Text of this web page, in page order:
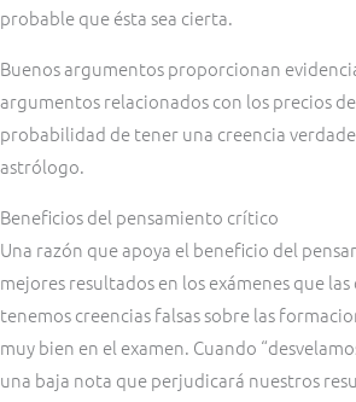
probable que ésta sea cierta.
Buenos argumentos proporcionan
argumentos relacionados con los precios
probabilidad de tener una creencia
astrólogo.
Beneficios del pensamiento crítico
Una razón que apoya el beneficio del
mejores resultados en los exámenes que
tenemos creencias falsas sobre las
muy bien en el examen. Cuando
una baja nota que perjudicará nuestros